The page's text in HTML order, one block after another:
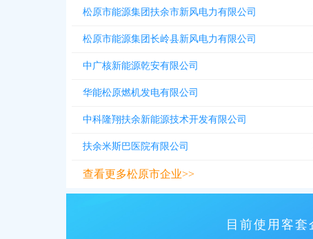
松原市能源集团扶余市新风电力有限公司
松原市能源集团长岭县新风电力有限公司
中广核新能源乾安有限公司
华能松原燃机发电有限公司
中科隆翔扶余新能源技术开发有限公司
扶余米斯巴医院有限公司
查看更多松原市企业>>
目前使用客